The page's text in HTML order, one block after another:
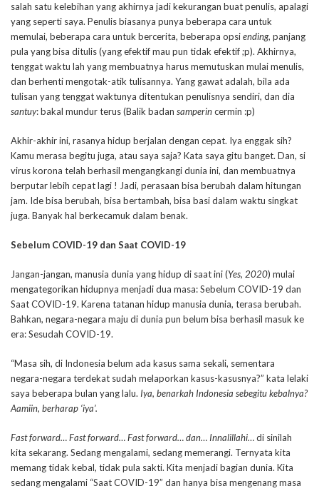
salah satu kelebihan yang akhirnya jadi kekurangan buat penulis, apalagi
yang seperti saya. Penulis biasanya punya beberapa cara untuk
memulai, beberapa cara untuk bercerita, beberapa opsiending, panjang
pula yang bisa ditulis (yang efektif mau pun tidak efektif ;p). Akhirnya,
tenggat waktu lah yang membuatnya harus memutuskan mulai menulis,
dan berhenti mengotak-atik tulisannya. Yang gawat adalah, bila ada
tulisan yang tenggat waktunya ditentukan penulisnya sendiri, dan dia
santuy: bakal mundur terus (Balik badan samperincermin :p)
Akhir-akhir ini, rasanya hidup berjalan dengan cepat. Iya enggak sih?
Kamu merasa begitu juga, atau saya saja? Kata saya gitu banget. Dan, si
virus korona telah berhasil mengangkangi dunia ini, dan membuatnya
berputar lebih cepat lagi ! Jadi, perasaan bisa berubah dalam hitungan
jam. Ide bisa berubah, bisa bertambah, bisa basi dalam waktu singkat
juga. Banyak hal berkecamuk dalam benak.
Sebelum COVID-19 dan Saat COVID-19
Jangan-jangan, manusia dunia yang hidup di saat ini (Yes, 2020) mulai
mengategorikan hidupnya menjadi dua masa: Sebelum COVID-19 dan
Saat COVID-19. Karena tatanan hidup manusia dunia, terasa berubah.
Bahkan, negara-negara maju di dunia pun belum bisa berhasil masuk ke
era: Sesudah COVID-19.
“Masa sih, di Indonesia belum ada kasus sama sekali, sementara
negara-negara terdekat sudah melaporkan kasus-kasusnya?” kata lelaki
saya beberapa bulan yang lalu. Iya, benarkah Indonesia sebegitu kebalnya?
Aamiin, berharap ‘iya’.
Fast forward… Fast forward… Fast forward… dan… Innalillahi…di sinilah
kita sekarang. Sedang mengalami, sedang memerangi. Ternyata kita
memang tidak kebal, tidak pula sakti. Kita menjadi bagian dunia. Kita
sedang mengalami “Saat COVID-19” dan hanya bisa mengenang masa